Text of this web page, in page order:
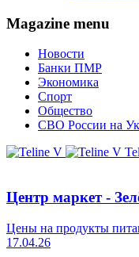
Magazine menu
Новости
Банки ПМР
Экономика
Спорт
Общество
СВО России на
Центр маркет -
Цены на продукты
17.04.26